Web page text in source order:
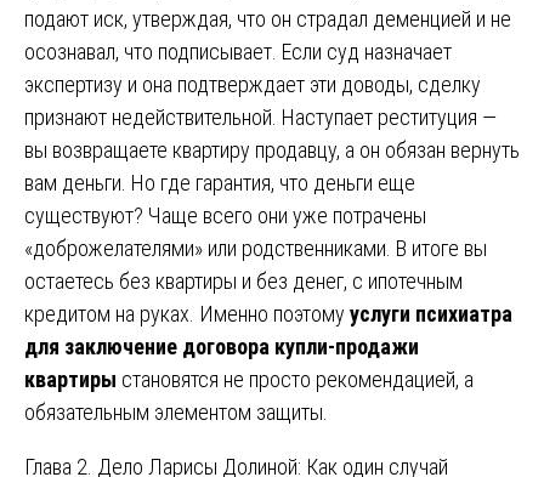
подают иск, утверждая, что он страдал деменцией и не
осознавал, что подписывает. Если суд назначает
экспертизу и она подтверждает эти доводы, сделку
признают недействительной. Наступает реституция —
вы возвращаете квартиру продавцу, а он обязан вернуть
вам деньги. Но где гарантия, что деньги еще
существуют? Чаще всего они уже потрачены
«доброжелателями» или родственниками. В итоге вы
остаетесь без квартиры и без денег, с ипотечным
кредитом на руках. Именно поэтому услуги психиатра
для заключение договора купли-продажи
квартиры становятся не просто рекомендацией, а
обязательным элементом защиты.
Глава 2. Дело Ларисы Долиной: Как один случай